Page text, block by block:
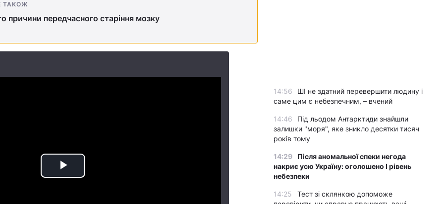
ТАКОЖ
причини передчасного старіння мозку
Play
14:56
ШІ не здатний перевершити людину і
саме цим є небезпечним, – вчений
14:46
Під льодом Антарктиди знайшли
залишки "моря", яке зникло десятки тисяч
років тому
14:29
Після аномальної спеки негода
накриє усю Україну: оголошено І рівень
небезпеки
14:25
Тест зі склянкою допоможе